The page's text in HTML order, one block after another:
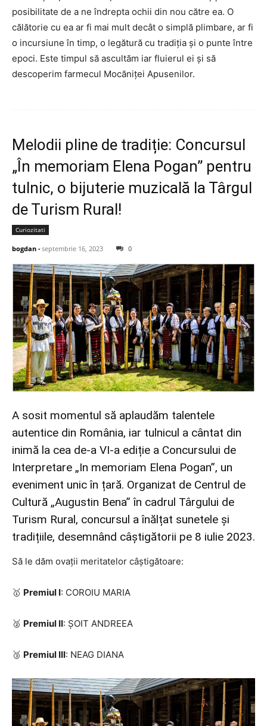
posibilitate de a ne îndrepta ochii din nou către ea. O
călătorie cu ea ar fi mai mult decât o simplă plimbare, ar fi
o incursiune în timp, o legătură cu tradiția și o punte între
epoci. Este timpul să ascultăm iar fluierul ei și să
descoperim farmecul Mocăniței Apusenilor.
Melodii pline de tradiție: Concursul
„În memoriam Elena Pogan” pentru
tulnic, o bijuterie muzicală la Târgul
de Turism Rural!
Curiozitati
bogdan -septembrie 16, 2023 0
A sosit momentul să aplaudăm talentele
autentice din România, iar tulnicul a cântat din
inimă la cea de-a VI-a ediție a Concursului de
Interpretare „In memoriam Elena Pogan”, un
eveniment unic în țară. Organizat de Centrul de
Cultură „Augustin Bena” în cadrul Târgului de
Turism Rural, concursul a înălțat sunetele și
tradițiile, desemnând câștigătorii pe 8 iulie 2023.
Să le dăm ovații meritatelor câștigătoare:
🥇 Premiul I: COROIU MARIA
🥈 Premiul II: ȘOIT ANDREEA
🥉 Premiul III: NEAG DIANA